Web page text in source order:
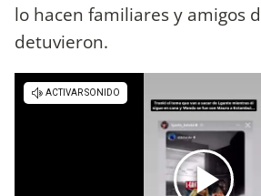
lo hacen familiares y amigos
detuvieron.